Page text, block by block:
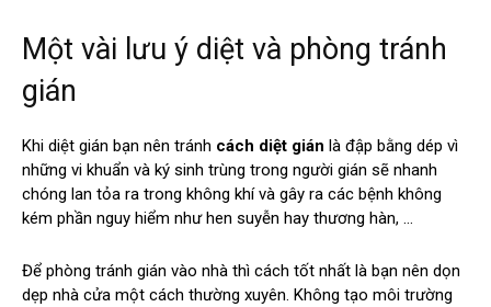
Một vài lưu ý diệt và phòng tránh
gián
Khi diệt gián bạn nên tránh cách diệt gián là đập bằng dép vì
những vi khuẩn và ký sinh trùng trong người gián sẽ nhanh
chóng lan tỏa ra trong không khí và gây ra các bệnh không
kém phần nguy hiểm như hen suyễn hay thương hàn, …
Để phòng tránh gián vào nhà thì cách tốt nhất là bạn nên dọn
dẹp nhà cửa một cách thường xuyên. Không tạo môi trường